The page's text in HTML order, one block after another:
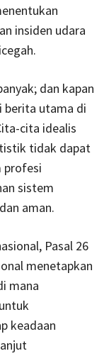
insiden udara
dan kapan
berita utama di
cita idealis
tidak dapat
profesi
sistem
aman.
Pasal 26
menetapkan
mana
keadaan